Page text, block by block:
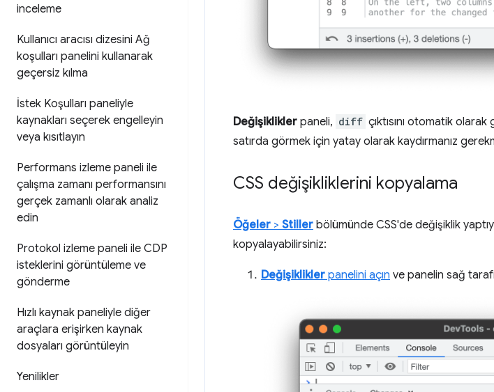
inceleme
Kullanıcı aracısı dizesini Ağ
koşulları panelini kullanarak
geçersiz kılma
İstek Koşulları paneliyle
kaynakları seçerek engelleyin
veya kısıtlayın
Performans izleme paneli ile
çalışma zamanı performansını
gerçek zamanlı olarak analiz
edin
Protokol izleme paneli ile CDP
isteklerini görüntüleme ve
gönderme
Hızlı kaynak paneliyle diğer
araçlara erişirken kaynak
dosyaları görüntüleyin
Yenilikler
Değişiklikler paneli, diff çıktısını otomatik
satırda görmek için yatay olarak kaydırmanız
CSS değişikliklerini kopyalama
Öğeler > Stiller bölümünde CSS'de değişiklik
kopyalayabilirsiniz:
Değişiklikler panelini açın ve panelin sağ